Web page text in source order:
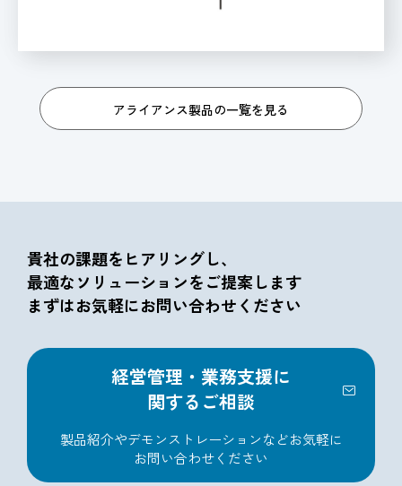
アライアンス製品の一覧を見る
貴社の課題をヒアリングし、
最適なソリューションをご提案します
まずはお気軽にお問い合わせください
経営管理・業務支援に
関するご相談
製品紹介やデモンストレーションなどお気軽に
お問い合わせください